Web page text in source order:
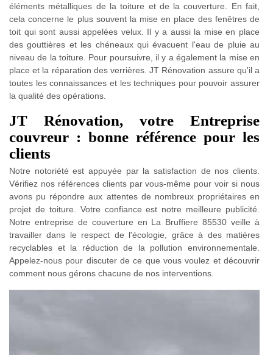
éléments métalliques de la toiture et de la couverture. En fait,
cela concerne le plus souvent la mise en place des fenêtres de
toit qui sont aussi appelées velux. Il y a aussi la mise en place
des gouttières et les chéneaux qui évacuent l'eau de pluie au
niveau de la toiture. Pour poursuivre, il y a également la mise en
place et la réparation des verrières. JT Rénovation assure qu'il a
toutes les connaissances et les techniques pour pouvoir assurer
la qualité des opérations.
JT Rénovation, votre Entreprise
couvreur : bonne référence pour les
clients
Notre notoriété est appuyée par la satisfaction de nos clients.
Vérifiez nos références clients par vous-même pour voir si nous
avons pu répondre aux attentes de nombreux propriétaires en
projet de toiture. Votre confiance est notre meilleure publicité.
Notre entreprise de couverture en La Bruffiere 85530 veille à
travailler dans le respect de l'écologie, grâce à des matières
recyclables et la réduction de la pollution environnementale.
Appelez-nous pour discuter de ce que vous voulez et découvrir
comment nous gérons chacune de nos interventions.